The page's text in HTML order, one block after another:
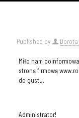
Published by Dorota
Miło nam
stroną firmową
do gustu.
Administrator!